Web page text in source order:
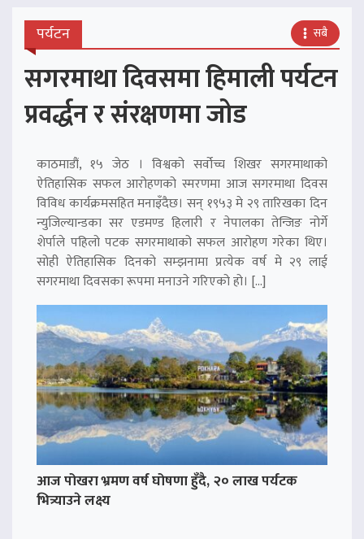
पर्यटन सबै
सगरमाथा दिवसमा हिमाली पर्यटन
प्रवर्द्धन र संरक्षणमा जोड
काठमाडौं, १५ जेठ । विश्वको सर्वोच्च शिखर सगरमाथाको
ऐतिहासिक सफल आरोहणको स्मरणमा आज सगरमाथा दिवस
विविध कार्यक्रमसहित मनाइँदैछ। सन् १९५३ मे २९ तारिखका दिन
न्युजिल्यान्डका सर एडमण्ड हिलारी र नेपालका तेन्जिङ नोर्गे
शेर्पाले पहिलो पटक सगरमाथाको सफल आरोहण गरेका थिए।
सोही ऐतिहासिक दिनको सम्झनामा प्रत्येक वर्ष मे २९ लाई
सगरमाथा दिवसका रूपमा मनाउने गरिएको हो। […]
आज पोखरा भ्रमण वर्ष घोषणा हुँदै, २० लाख पर्यटक
भित्र्याउने लक्ष्य